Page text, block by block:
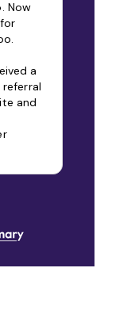
Now
a
and